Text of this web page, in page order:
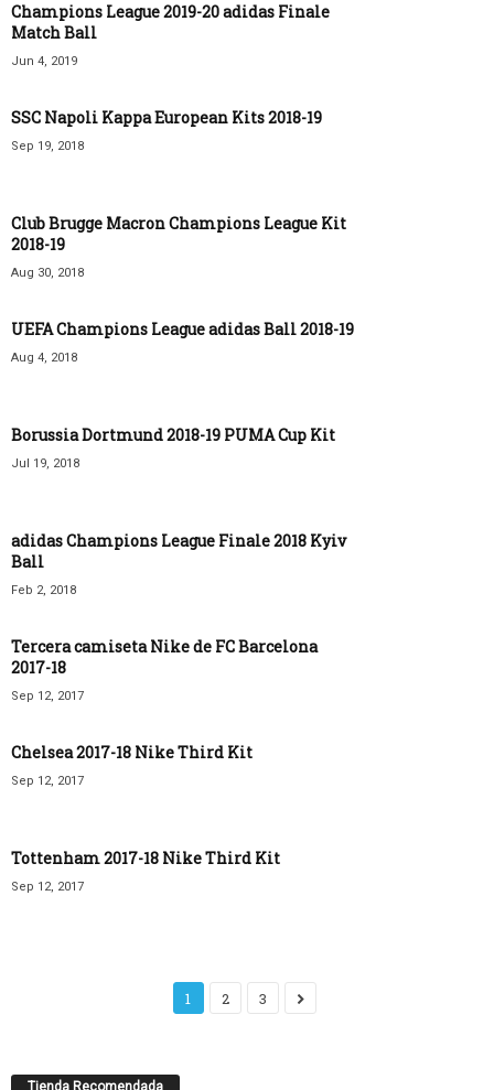
Champions League 2019-20 adidas Finale
Match Ball
Jun 4, 2019
SSC Napoli Kappa European Kits 2018-19
Sep 19, 2018
Club Brugge Macron Champions League Kit
2018-19
Aug 30, 2018
UEFA Champions League adidas Ball 2018-19
Aug 4, 2018
Borussia Dortmund 2018-19 PUMA Cup Kit
Jul 19, 2018
adidas Champions League Finale 2018 Kyiv
Ball
Feb 2, 2018
Tercera camiseta Nike de FC Barcelona
2017-18
Sep 12, 2017
Chelsea 2017-18 Nike Third Kit
Sep 12, 2017
Tottenham 2017-18 Nike Third Kit
Sep 12, 2017
1 2 3